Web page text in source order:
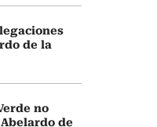
de la
no
de